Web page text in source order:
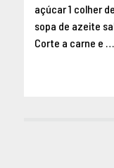
açúcar 1 colher
sopa de azeite
Corte a carne e …